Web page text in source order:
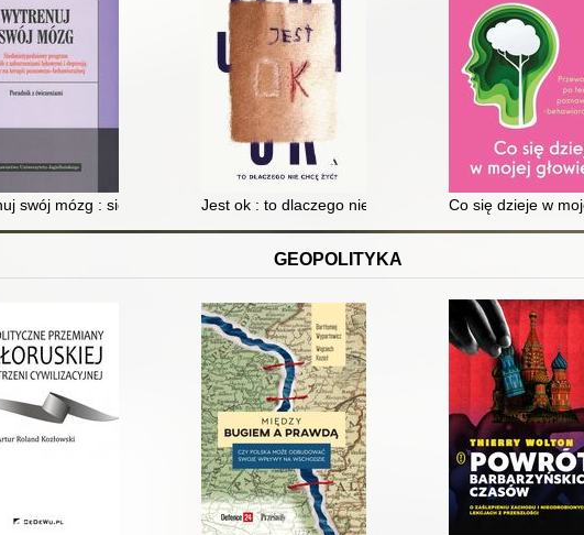
swój mózg : siedmiotygodniowy program dla osób z zaburzeniami lękowymi i
Jest ok : to dlaczego nie chcę żyć? Co się dzieje w
GEOPOLITYKA